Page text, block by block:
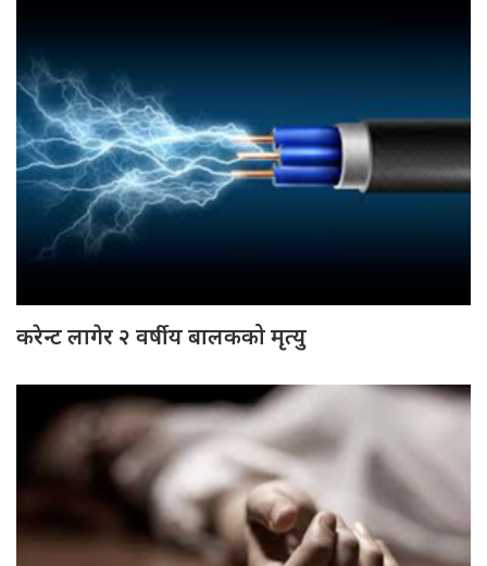
करेन्ट लागेर २ वर्षीय बालकको मृत्यु